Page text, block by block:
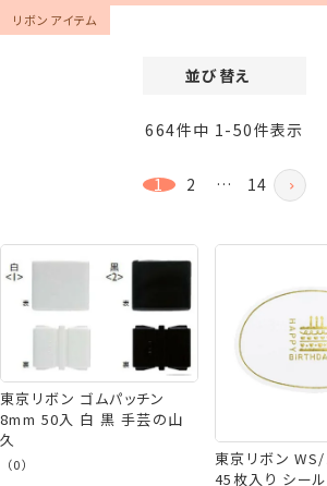
リボンアイテム
並び替え
価格が高い順
登録順
レビュー順
664件中 1 -50件表示
1 2 … 14
東京リボン ゴムパッチン
8mm 50入 白 黒 手芸の山
久
（0）
東京リボン
45枚入り シー